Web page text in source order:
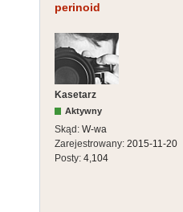
perinoid
Kasetarz
Aktywny
Skąd: W-wa
Zarejestrowany: 2015-11-20
Posty: 4,104